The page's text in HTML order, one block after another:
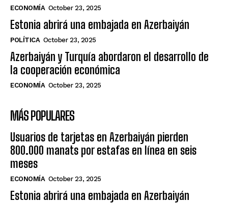
ECONOMÍA October 23, 2025
Estonia abrirá una embajada en Azerbaiyán
POLÍTICA October 23, 2025
Azerbaiyán y Turquía abordaron el desarrollo de
la cooperación económica
ECONOMÍA October 23, 2025
MÁS POPULARES
Usuarios de tarjetas en Azerbaiyán pierden
800.000 manats por estafas en línea en seis
meses
ECONOMÍA October 23, 2025
Estonia abrirá una embajada en Azerbaiyán